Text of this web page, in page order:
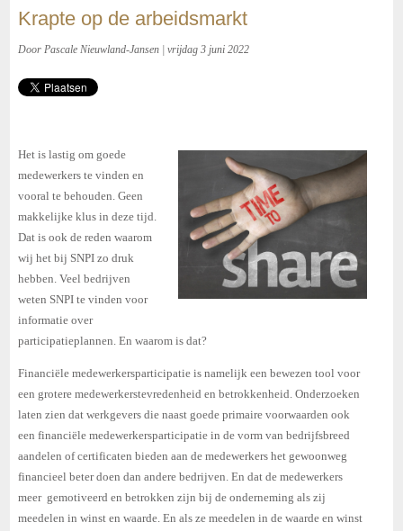
Krapte op de arbeidsmarkt
Door Pascale Nieuwland-Jansen | vrijdag 3 juni 2022
Het is lastig om goede
medewerkers te vinden en
vooral te behouden.Geen
makkelijke klus in deze tijd.
Dat is ook de reden waarom
wij het bij SNPI zo druk
hebben. Veelbedrijven
weten SNPI te vinden voor
informatie over
participatieplannen. En waarom is dat?
Financiële medewerkersparticipatie is namelijk een bewezen tool voor
een grotere medewerkerstevredenheid en betrokkenheid. Onderzoeken
laten zien dat werkgevers die naast goede primaire voorwaarden ook
een financiële medewerkersparticipatie in de vorm van bedrijfsbreed
aandelen of certificaten bieden aan de medewerkers het gewoonweg
financieel beter doen dan andere bedrijven. En dat de medewerkers
meer gemotiveerd en betrokken zijn bij de onderneming als zij
meedelen in winst en waarde. En als ze meedelen in de waarde en winst